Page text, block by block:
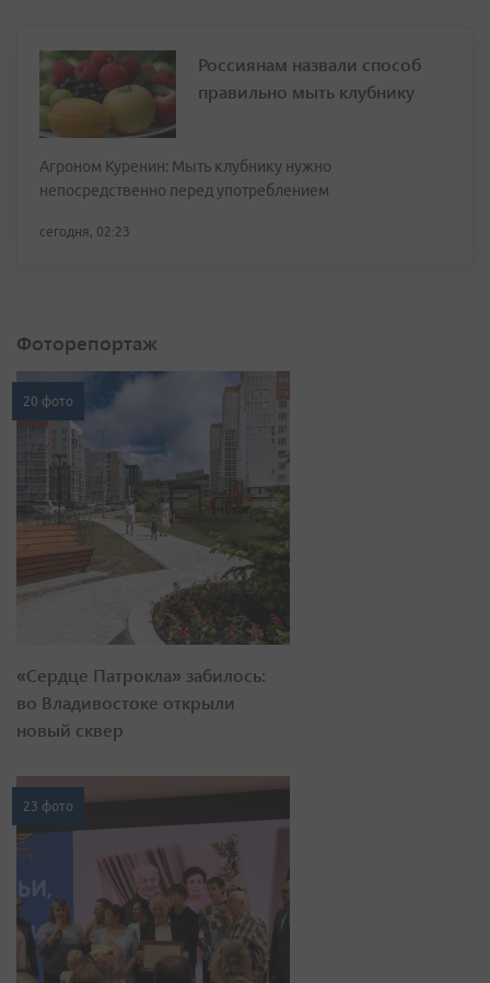
Россиянам назвали способ
правильно мыть клубнику
Агроном Куренин: Мыть клубнику нужно
непосредственно перед употреблением
сегодня, 02:23
Фоторепортаж
20 фото
«Сердце Патрокла» забилось:
во Владивостоке открыли
новый сквер
23 фото